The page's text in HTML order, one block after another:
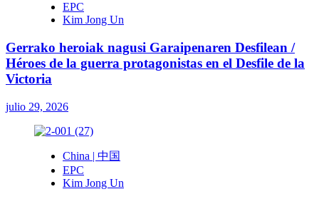
EPC
Kim Jong Un
Gerrako heroiak nagusi Garaipenaren Desfilean /
Héroes de la guerra protagonistas en el Desfile de la
Victoria
julio 29, 2026
China | 中国
EPC
Kim Jong Un